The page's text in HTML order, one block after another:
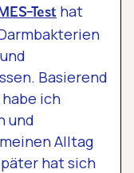
Test hat
Basierend
habe ich
und
Alltag
hat sich